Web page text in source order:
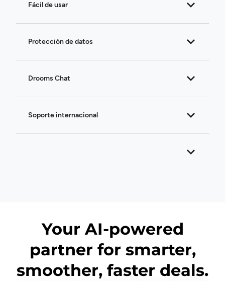
Fácil de usar
Protección de datos
Drooms Chat
Soporte internacional
Your AI-powered
partner for smarter,
smoother, faster deals.